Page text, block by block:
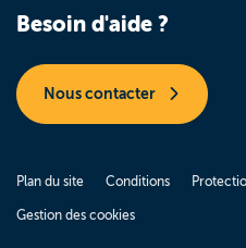
Besoin d'aide ?
Nous contacter
Plan du site Conditions
Gestion des cookies